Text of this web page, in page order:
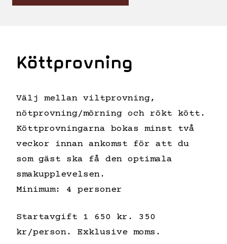
Köttprovning
Välj mellan viltprovning,
nötprovning/mörning och rökt kött.
Köttprovningarna bokas minst två
veckor innan ankomst för att du
som gäst ska få den optimala
smakupplevelsen.
Minimum: 4 personer
Startavgift 1 650 kr. 350
kr/person. Exklusive moms.